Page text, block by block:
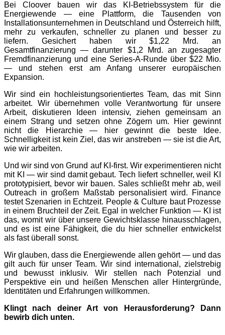
Bei Cloover bauen wir das KI-Betriebssystem für die
Energiewende — eine Plattform, die Tausenden von
Installationsunternehmen in Deutschland und Österreich hilft,
mehr zu verkaufen, schneller zu planen und besser zu
liefern. Gesichert haben wir $1,22 Mrd. an
Gesamtfinanzierung — darunter $1,2 Mrd. an zugesagter
Fremdfinanzierung und eine Series-A-Runde über $22 Mio.
— und stehen erst am Anfang unserer europäischen
Expansion.
Wir sind ein hochleistungsorientiertes Team, das mit Sinn
arbeitet. Wir übernehmen volle Verantwortung für unsere
Arbeit, diskutieren Ideen intensiv, ziehen gemeinsam an
einem Strang und setzen ohne Zögern um. Hier gewinnt
nicht die Hierarchie — hier gewinnt die beste Idee.
Schnelligkeit ist kein Ziel, das wir anstreben — sie ist die Art,
wie wir arbeiten.
Und wir sind von Grund auf KI-first. Wir experimentieren nicht
mit KI — wir sind damit gebaut. Tech liefert schneller, weil KI
prototypisiert, bevor wir bauen. Sales schließt mehr ab, weil
Outreach in großem Maßstab personalisiert wird. Finance
testet Szenarien in Echtzeit. People & Culture baut Prozesse
in einem Bruchteil der Zeit. Egal in welcher Funktion — KI ist
das, womit wir über unsere Gewichtsklasse hinausschlagen,
und es ist eine Fähigkeit, die du hier schneller entwickelst
als fast überall sonst.
Wir glauben, dass die Energiewende allen gehört — und das
gilt auch für unser Team. Wir sind international, zielstrebig
und bewusst inklusiv. Wir stellen nach Potenzial und
Perspektive ein und heißen Menschen aller Hintergründe,
Identitäten und Erfahrungen willkommen.
Klingt nach deiner Art von Herausforderung? Dann
bewirb dich unten.